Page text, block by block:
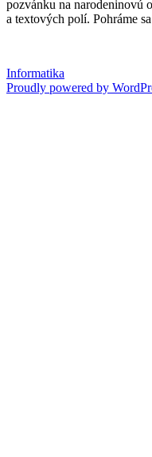
pozvánku na narodeninovú
a textových polí. Pohráme
Informatika
Proudly powered by